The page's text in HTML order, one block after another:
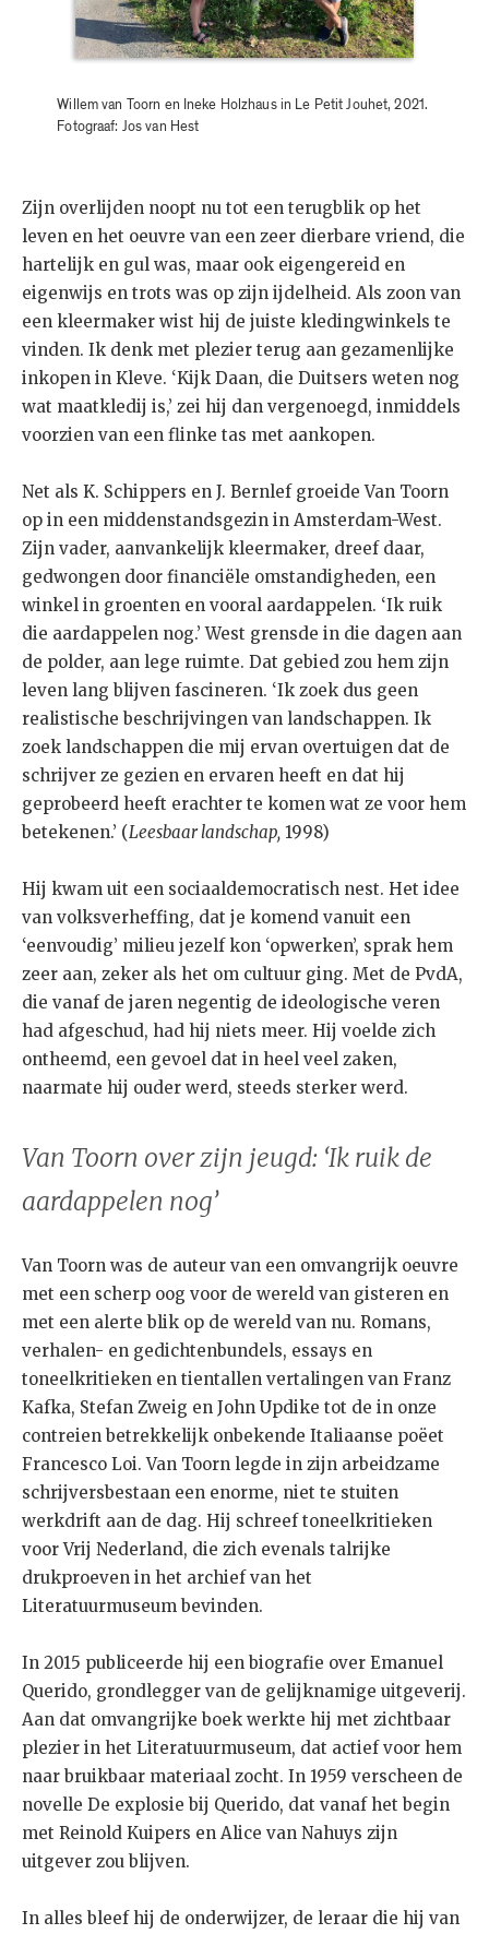
Willem van Toorn en Ineke Holzhaus in Le Petit Jouhet, 2021.
Fotograaf: Jos van Hest
Zijn overlijden noopt nu tot een terugblik op het
leven en het oeuvre van een zeer dierbare vriend, die
hartelijk en gul was, maar ook eigengereid en
eigenwijs en trots was op zijn ijdelheid. Als zoon van
een kleermaker wist hij de juiste kledingwinkels te
vinden. Ik denk met plezier terug aan gezamenlijke
inkopen in Kleve. ‘Kijk Daan, die Duitsers weten nog
wat maatkledij is,’ zei hij dan vergenoegd, inmiddels
voorzien van een flinke tas met aankopen.
Net als K. Schippers en J. Bernlef groeide Van Toorn
op in een middenstandsgezin in Amsterdam-West.
Zijn vader, aanvankelijk kleermaker, dreef daar,
gedwongen door financiële omstandigheden, een
winkel in groenten en vooral aardappelen. ‘Ik ruik
die aardappelen nog.’ West grensde in die dagen aan
de polder, aan lege ruimte. Dat gebied zou hem zijn
leven lang blijven fascineren. ‘Ik zoek dus geen
realistische beschrijvingen van landschappen. Ik
zoek landschappen die mij ervan overtuigen dat de
schrijver ze gezien en ervaren heeft en dat hij
geprobeerd heeft erachter te komen wat ze voor hem
betekenen.’ (Leesbaar landschap, 1998)
Hij kwam uit een sociaaldemocratisch nest. Het idee
van volksverheffing, dat je komend vanuit een
‘eenvoudig’ milieu jezelf kon ‘opwerken’, sprak hem
zeer aan, zeker als het om cultuur ging. Met de PvdA,
die vanaf de jaren negentig de ideologische veren
had afgeschud, had hij niets meer. Hij voelde zich
ontheemd, een gevoel dat in heel veel zaken,
naarmate hij ouder werd, steeds sterker werd.
Van Toorn over zijn jeugd: ‘Ik ruik de
aardappelen nog’
Van Toorn was de auteur van een omvangrijk oeuvre
met een scherp oog voor de wereld van gisteren en
met een alerte blik op de wereld van nu. Romans,
verhalen- en gedichtenbundels, essays en
toneelkritieken en tientallen vertalingen van Franz
Kafka, Stefan Zweig en John Updike tot de in onze
contreien betrekkelijk onbekende Italiaanse poëet
Francesco Loi. Van Toorn legde in zijn arbeidzame
schrijversbestaan een enorme, niet te stuiten
werkdrift aan de dag. Hij schreef toneelkritieken
voor Vrij Nederland, die zich evenals talrijke
drukproeven in het archief van het
Literatuurmuseum bevinden.
In 2015 publiceerde hij een biografie over Emanuel
Querido, grondlegger van de gelijknamige uitgeverij.
Aan dat omvangrijke boek werkte hij met zichtbaar
plezier in het Literatuurmuseum, dat actief voor hem
naar bruikbaar materiaal zocht. In 1959 verscheen de
novelle De explosie bij Querido, dat vanaf het begin
met Reinold Kuipers en Alice van Nahuys zijn
uitgever zou blijven.
In alles bleef hij de onderwijzer, de leraar die hij van